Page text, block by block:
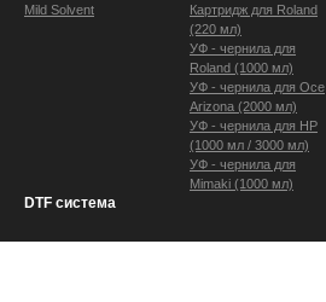
Mild Solvent
Картридж для Roland
(220 мл)
УФ - чернила для
Roland (1000 мл)
УФ - чернила для Oce
Arizona (2000 мл)
УФ - чернила для HP
(1000 мл / 3000 мл)
УФ - чернила для
Mimaki (1000 мл)
DTF система